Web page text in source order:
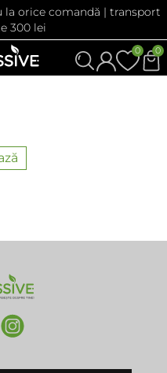
la orice comandă | transport
300 lei
0
0